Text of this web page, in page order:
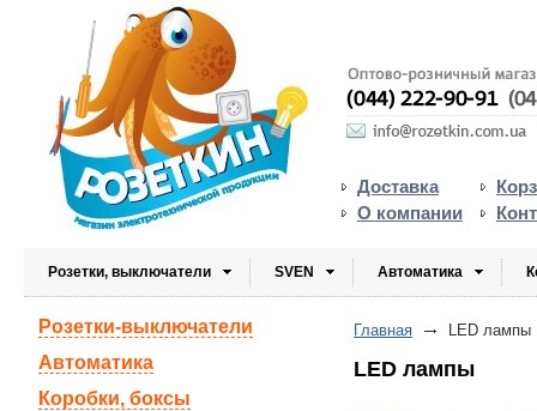
Доставка
О компании
Розетки, выключатели SVEN Автоматика
Главная LED лампы
LED лампы
Розетки-выключатели
Автоматика
Коробки, боксы